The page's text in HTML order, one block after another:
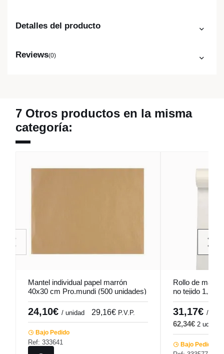
Detalles del producto
Reviews(0)
7 Otros productos en la misma
categoría:
Mantel individual papel marrón
40x30 cm Pro.mundi (500 unidades)
24,10€ / unidad 29,16€ P.V.P.
Bajo Pedido
Ref: 333641
Rollo de
no tejido
31,17€ / ud
62,34€ 2 ud
Bajo Pedido